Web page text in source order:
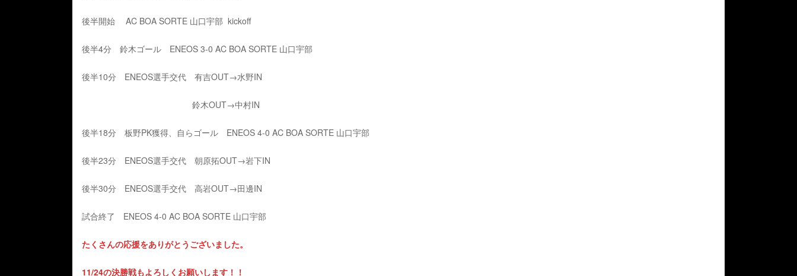
後半開始 AC BOA SORTE 山口宇部 kickoff
後半4分 鈴木ゴール ENEOS 3-0 AC BOA SORTE 山口宇部
後半10分 ENEOS選手交代 有吉OUT→水野IN
鈴木OUT→中村IN
後半18分 板野PK獲得、自らゴール ENEOS 4-0 AC BOA SORTE 山口宇部
後半23分 ENEOS選手交代 朝原拓OUT→岩下IN
後半30分 ENEOS選手交代 高岩OUT→田邊IN
試合終了 ENEOS 4-0 AC BOA SORTE 山口宇部
たくさんの応援をありがとうございました。
11/24の決勝戦もよろしくお願いします！！